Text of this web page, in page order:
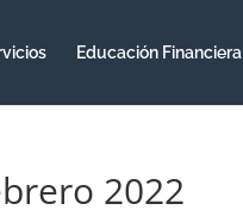
Educación Financiera
2022